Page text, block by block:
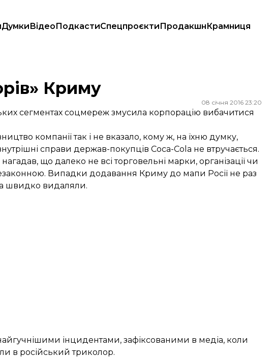
ДумкиВідеоПодкастиСпецпроєктиПродакшнКрамниця
Криму
08 січня 2016 23:20
сегментах соцмереж змусила корпорацію вибачитися
компанії так і не вказало, кому ж, на їхню думку,
справи держав-покупців Coca-Cola не втручається.
що далеко не всі торговельні марки, організації чи
Випадки додавання Криму до мапи Росії не раз
швидко видаляли.
інцидентами, зафіксованими в медіа, коли
в російський триколор.